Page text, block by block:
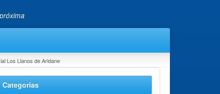
Los Llanos de Aridane
Categorías